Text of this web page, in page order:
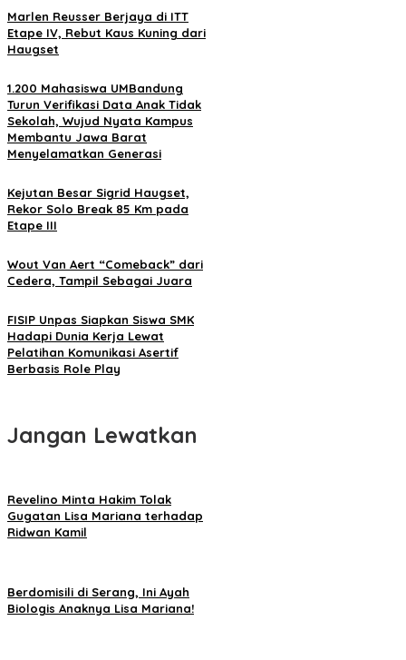
Marlen Reusser Berjaya di ITT
Etape IV, Rebut Kaus Kuning dari
Haugset
1.200 Mahasiswa UMBandung
Turun Verifikasi Data Anak Tidak
Sekolah, Wujud Nyata Kampus
Membantu Jawa Barat
Menyelamatkan Generasi
Kejutan Besar Sigrid Haugset,
Rekor Solo Break 85 Km pada
Etape III
Wout Van Aert “Comeback” dari
Cedera, Tampil Sebagai Juara
FISIP Unpas Siapkan Siswa SMK
Hadapi Dunia Kerja Lewat
Pelatihan Komunikasi Asertif
Berbasis Role Play
Jangan Lewatkan
Revelino Minta Hakim Tolak
Gugatan Lisa Mariana terhadap
Ridwan Kamil
Berdomisili di Serang, Ini Ayah
Biologis Anaknya Lisa Mariana!